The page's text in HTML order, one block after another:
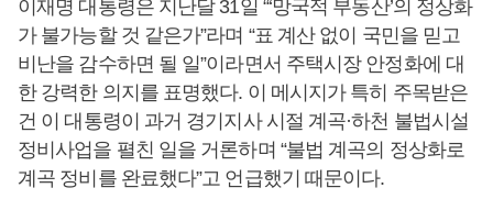
이재명 대통령은 지난달 31일 “‘망국적 부동산’의 정상화
가 불가능할 것 같은가”라며 “표 계산 없이 국민을 믿고
비난을 감수하면 될 일”이라면서 주택시장 안정화에 대
한 강력한 의지를 표명했다. 이 메시지가 특히 주목받은
건 이 대통령이 과거 경기지사 시절 계곡·하천 불법시설
정비사업을 펼친 일을 거론하며 “불법 계곡의 정상화로
계곡 정비를 완료했다”고 언급했기 때문이다.